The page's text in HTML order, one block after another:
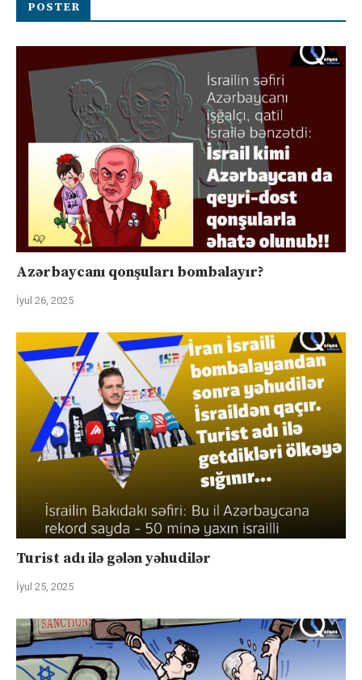
POSTER
Azərbaycanı qonşuları bombalayır?
İyul 26, 2025
Turist adı ilə gələn yəhudilər
İyul 25, 2025